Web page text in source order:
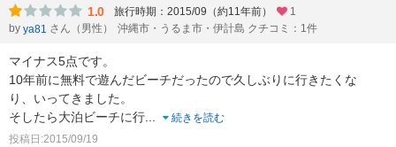
1.0 旅行時期：2015/09（約11年前）
1
by ya81 さん（男性） 沖縄市・うるま市・伊計島 クチコミ：1件
マイナス5点です。
10年前に無料で遊んだビーチだったので久しぶりに行きたくな
り、いってきました。
そしたら大泊ビーチに行
続きを読む
投稿日:2015/09/19